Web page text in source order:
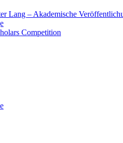
Lang – Akademische
Competition